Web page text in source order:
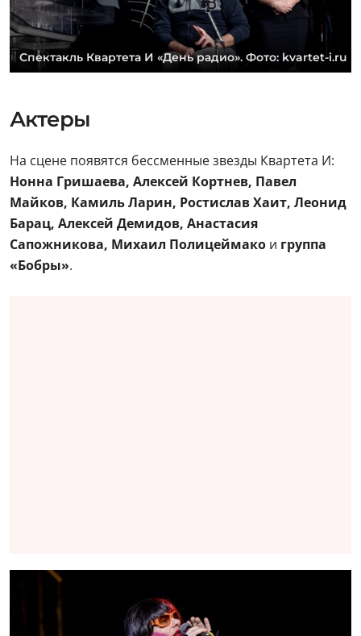
Спектакль Квартета И «День радио». Фото: kvartet-i.ru
Актеры
На сцене появятся бессменные звезды Квартета И:
Нонна Гришаева, Алексей Кортнев, Павел
Майков, Камиль Ларин, Ростислав Хаит, Леонид
Барац, Алексей Демидов, Анастасия
Сапожникова, Михаил Полицеймако и группа
«Бобры».